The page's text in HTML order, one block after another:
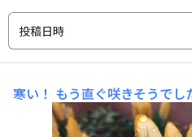
投稿日時
寒い！ もう直ぐ咲きそうでし